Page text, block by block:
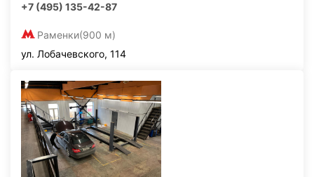
+7 (495) 135-42-87
Раменки(900 м)
ул. Лобачевского, 114